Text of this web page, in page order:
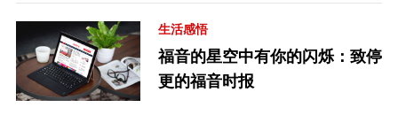
生活感悟
福音的星空中有你的闪烁：致停
更的福音时报